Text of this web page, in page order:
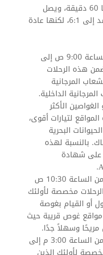
تستغرق جميع الغوصات مدة أقصاها 60 دقيقة، ويصل
الحد الأقصى لنسبة النزلاء إلى المرشد إلى 6:1، لكنها عادة
رحلة غوص ذات أسطوانتين من الساعة 9:00 ص إلى
تتضمن هذه الرحلات
المرجانية
الداخلية.
الأكثر
لتيارات أقوى،
البحرية
بالنسبة لهذه
على شهادة
رحلة غوص ذات أسطوانة واحدة من الساعة 10:30 ص
- هذه الرحلات مخصصة لأولئك
أو القيام بغوصة
غوص قريبة حيث
مريحًا وسهلاً جدًا.
رحلة غوص ذات أسطوانة واحدة من الساعة 3:00 م إلى